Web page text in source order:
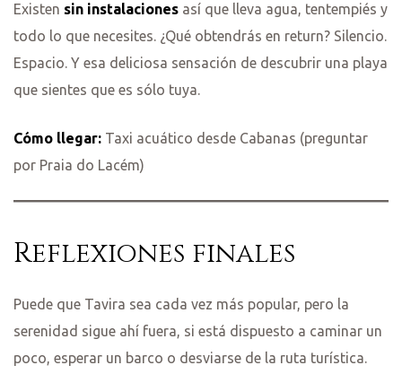
Existen sin instalaciones así que lleva agua, tentempiés y
todo lo que necesites. ¿Qué obtendrás en return? Silencio.
Espacio. Y esa deliciosa sensación de descubrir una playa
que sientes que es sólo tuya.
Cómo llegar: Taxi acuático desde Cabanas (preguntar
por Praia do Lacém)
Reflexiones finales
Puede que Tavira sea cada vez más popular, pero la
serenidad sigue ahí fuera, si está dispuesto a caminar un
poco, esperar un barco o desviarse de la ruta turística.